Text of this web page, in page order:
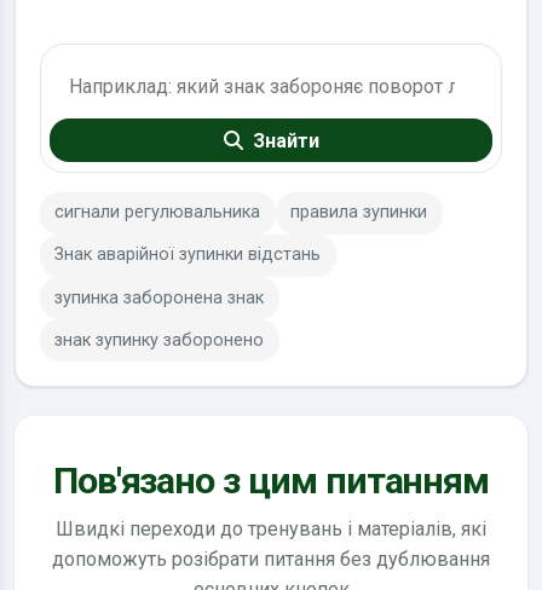
Знайти
сигнали регулювальника правила зупинки
Знак аварійної зупинки відстань
зупинка заборонена знак
знак зупинку заборонено
Пов'язано з цим питанням
Швидкі переходи до тренувань і матеріалів, які
допоможуть розібрати питання без дублювання